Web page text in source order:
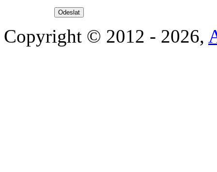
Copyright © 2012 - 2026,